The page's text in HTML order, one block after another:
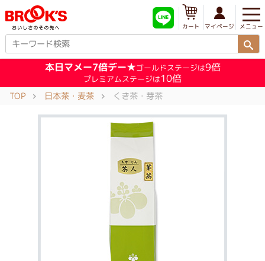
メニュー
マイページ
カート
本日マメー7倍デー★ゴールドステージは9倍
プレミアムステージは10倍
TOP 日本茶・麦茶 くき茶・芽茶